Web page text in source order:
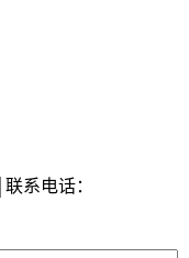
联系电话：